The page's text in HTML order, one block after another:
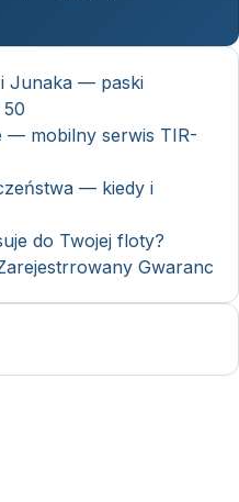
i Junaka — paski
— mobilny serwis TIR-
— kiedy i
do Twojej floty?
Gwaranc